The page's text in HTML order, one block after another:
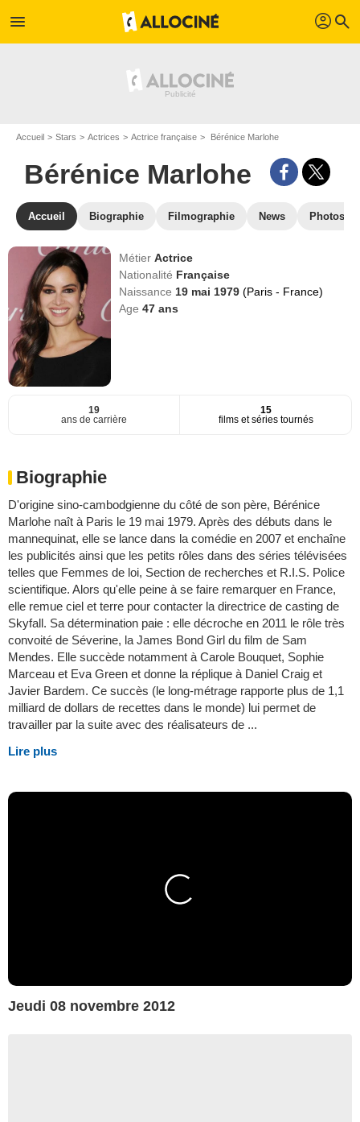
menu profil search
Accueil Stars Actrices Actrice française Bérénice Marlohe
Bérénice Marlohe
Accueil Biographie Filmographie News Photos
MétierActrice
Nationalité Française
Naissance 19 mai 1979(Paris - France)
Age47 ans
19
ans de carrière
15
films et séries tournés
Biographie
D'origine sino-cambodgienne du côté de son père, Bérénice
Marlohe naît à Paris le 19 mai 1979. Après des débuts dans le
mannequinat, elle se lance dans la comédie en 2007 et enchaîne
les publicités ainsi que les petits rôles dans des séries télévisées
telles que Femmes de loi, Section de recherches et R.I.S. Police
scientifique. Alors qu'elle peine à se faire remarquer en France,
elle remue ciel et terre pour contacter la directrice de casting de
Skyfall. Sa détermination paie : elle décroche en 2011 le rôle très
convoité de Séverine, la James Bond Girl du film de Sam
Mendes. Elle succède notamment à Carole Bouquet, Sophie
Marceau et Eva Green et donne la réplique à Daniel Craig et
Javier Bardem. Ce succès (le long-métrage rapporte plus de 1,1
milliard de dollars de recettes dans le monde) lui permet de
travailler par la suite avec des réalisateurs de ...
Lire plus
Jeudi 08 novembre 2012